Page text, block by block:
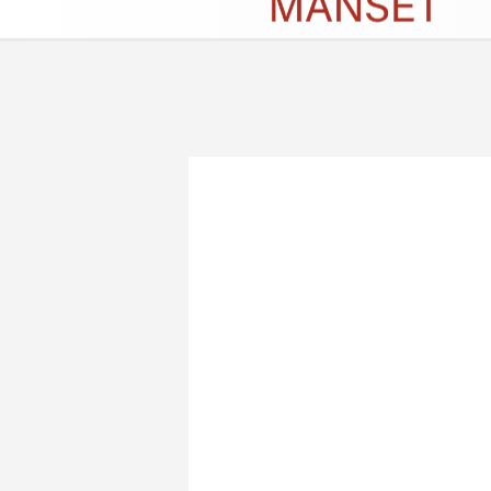
İletişim Çerez Politikası